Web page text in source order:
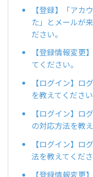
【登録】「アカ
た」とメールが
ださい。
【登録情報変更
てください。
【ログイン】ロ
を教えてください
【ログイン】ロ
の対応方法を教
【ログイン】ロ
法を教えてくださ
【登録情報変更